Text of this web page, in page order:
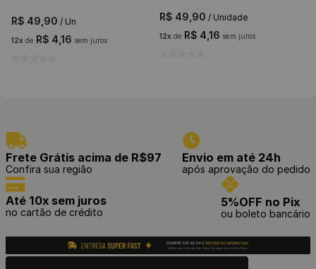
R$ 49 90 / Un
12x de R$ 4 16 sem juros
R$ 49 90 / Unidade
12x de R$ 4 16 sem juros
Frete Grátis acima de R$97
Confira sua região
Envio em até 24h
após aprovação do pedido
Até 10x sem juros
no cartão de crédito
5%OFF no Pix
ou boleto bancário